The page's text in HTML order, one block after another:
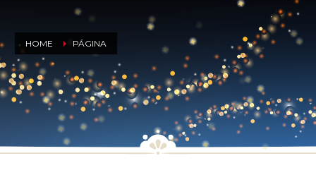
HOME PÁGINA